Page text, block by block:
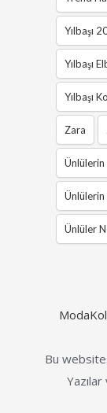
Yılbaşı
Yılbaşı
Yılbaşı
Zara
Ünlülerin
Ünlüler
Bu